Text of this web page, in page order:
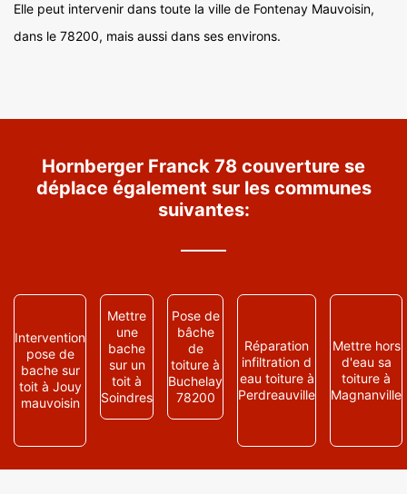
Elle peut intervenir dans toute la ville de Fontenay Mauvoisin,
dans le 78200, mais aussi dans ses environs.
Hornberger Franck 78 couverture se
déplace également sur les communes
suivantes:
Intervention
pose de
bache sur
toit à Jouy
mauvoisin
Mettre
une
bache
sur un
toit à
Soindres
Pose de
bâche
de
toiture à
Buchelay
78200
Réparation
infiltration d
eau toiture à
Perdreauville
Mettre hors
d'eau sa
toiture à
Magnanville